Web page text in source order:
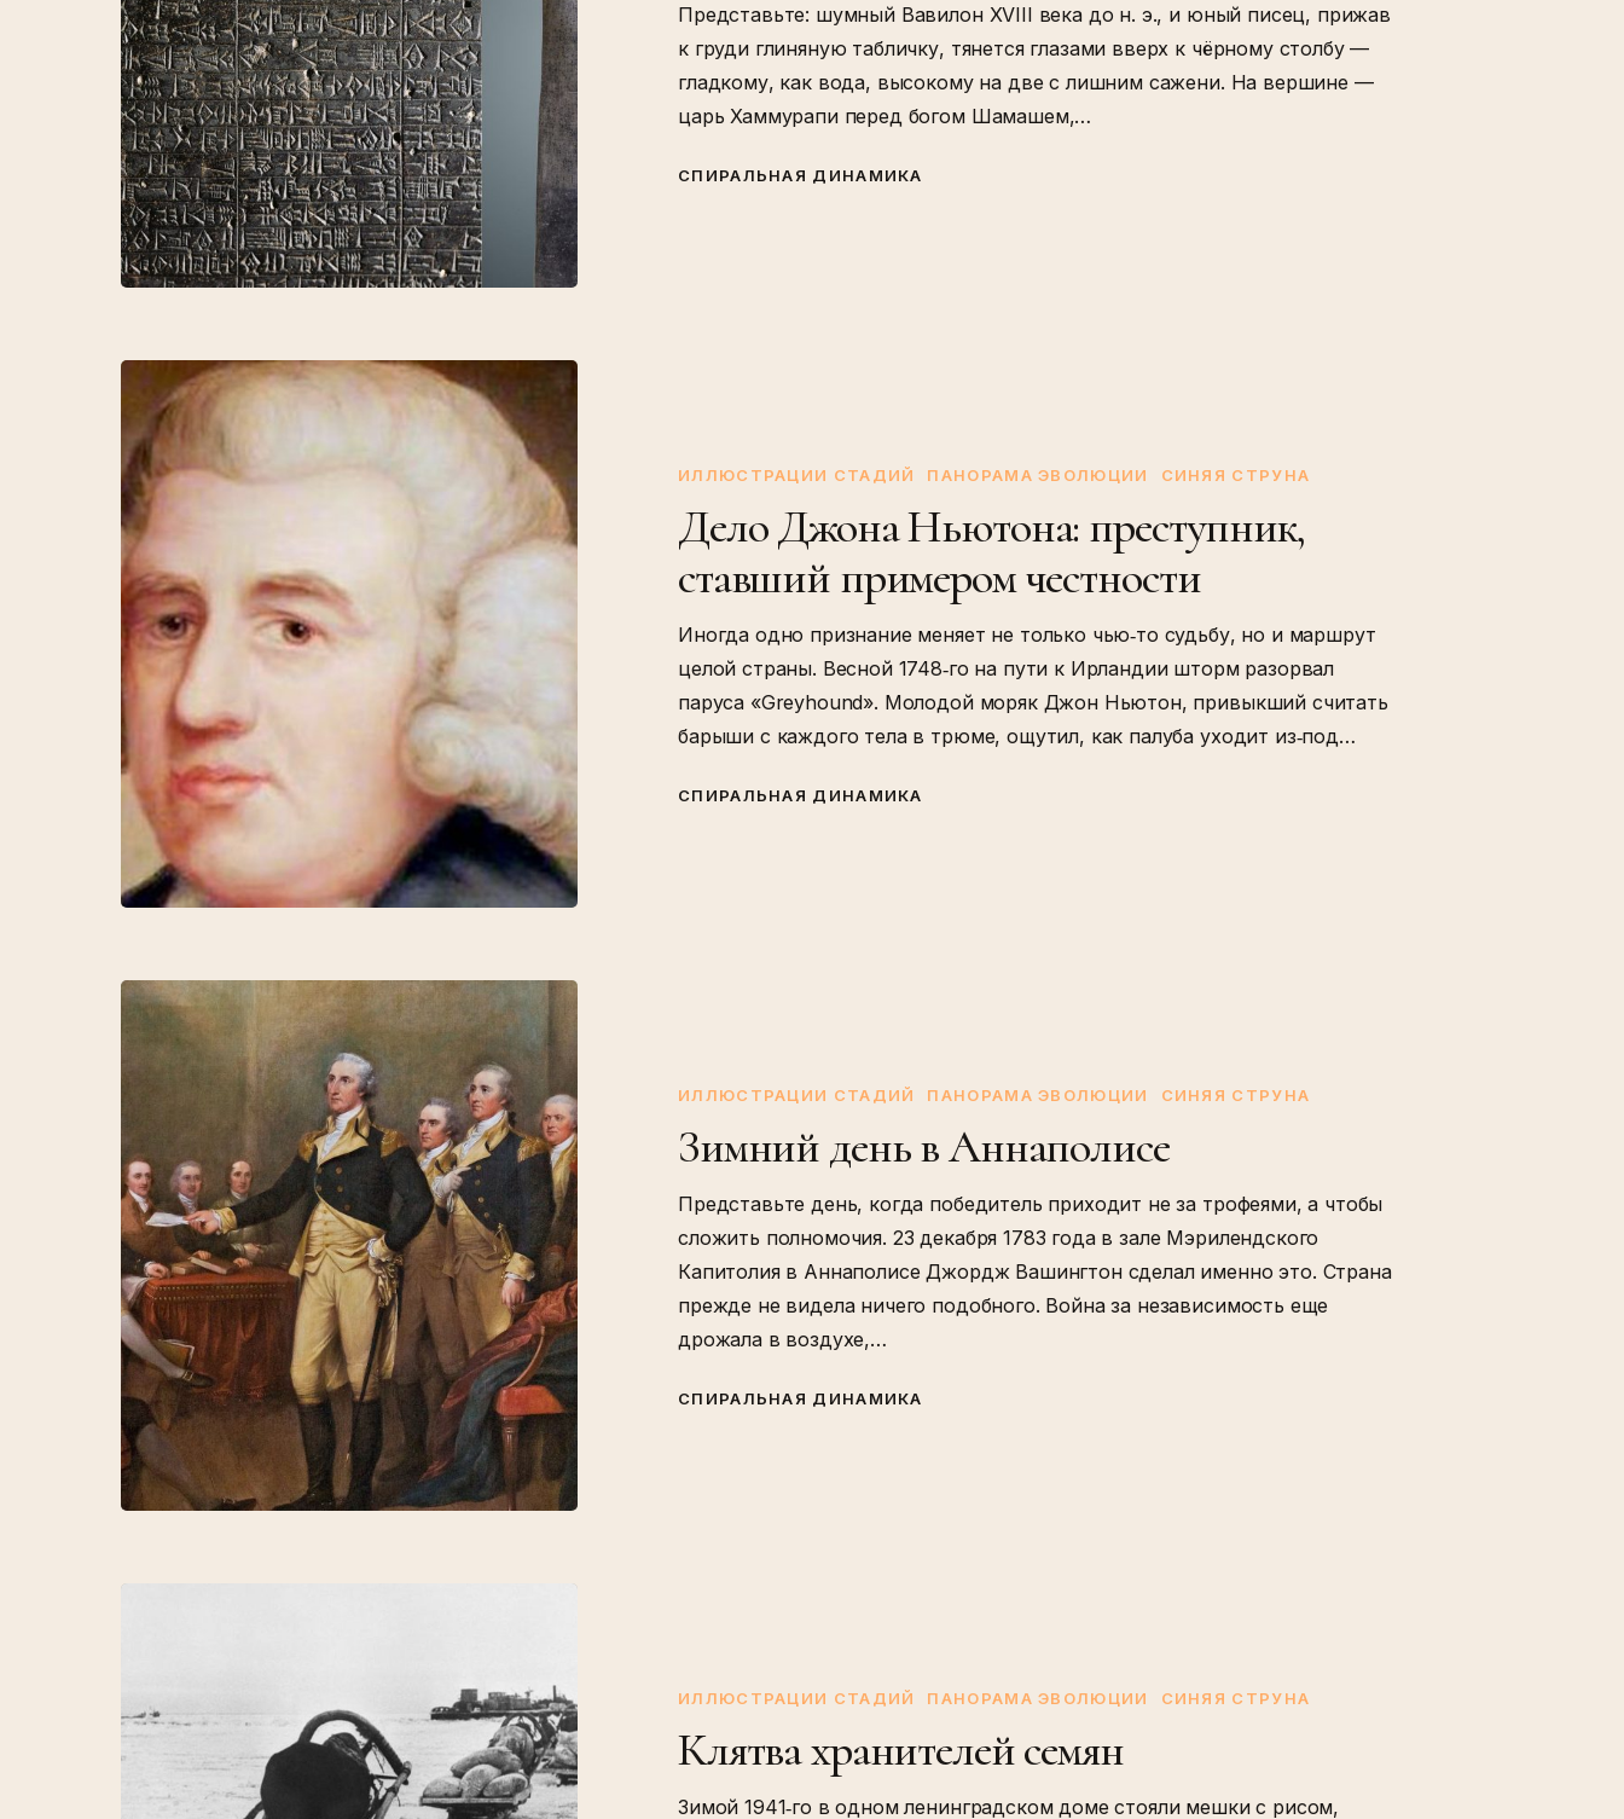
Представьте: шумный Вавилон XVIII века до н. э., и юный писец, прижав
к груди глиняную табличку, тянется глазами вверх к чёрному столбу —
гладкому, как вода, высокому на две с лишним сажени. На вершине —
царь Хаммурапи перед богом Шамашем,…
СПИРАЛЬНАЯ ДИНАМИКА
преступник,
честности
ИЛЛЮСТРАЦИИ СТАДИЙ ПАНОРАМА ЭВОЛЮЦИИ СИНЯЯ СТРУНА
Дело Джона Ньютона: преступник,
ставший примером честности
Иногда одно признание меняет не только чью‑то судьбу, но и маршрут
целой страны. Весной 1748‑го на пути к Ирландии шторм разорвал
паруса «Greyhound». Молодой моряк Джон Ньютон, привыкший считать
барыши с каждого тела в трюме, ощутил, как палуба уходит из‑под…
СПИРАЛЬНАЯ ДИНАМИКА
АннаполисеИЛЛЮСТРАЦИИ СТАДИЙ ПАНОРАМА ЭВОЛЮЦИИ СИНЯЯ СТРУНА
Зимний день в Аннаполисе
Представьте день, когда победитель приходит не за трофеями, а чтобы
сложить полномочия. 23 декабря 1783 года в зале Мэрилендского
Капитолия в Аннаполисе Джордж Вашингтон сделал именно это. Страна
прежде не видела ничего подобного. Война за независимость еще
дрожала в воздухе,…
СПИРАЛЬНАЯ ДИНАМИКА
ИЛЛЮСТРАЦИИ СТАДИЙ ПАНОРАМА ЭВОЛЮЦИИ СИНЯЯ СТРУНА
Клятва хранителей семян
Зимой 1941‑го в одном ленинградском доме стояли мешки с рисом,